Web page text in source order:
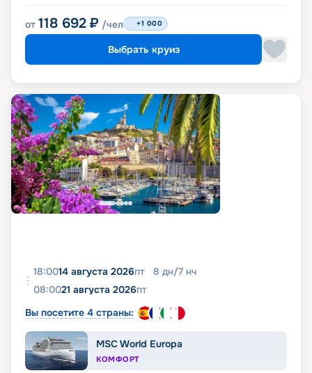
от 118 692 ₽ /чел +1 000
Выбрать круиз
18:0014 августа 2026пт 8 дн/7 нч
08:0021 августа 2026пт
Вы посетите 4 страны:
MSC World Europa
КОМФОРТ